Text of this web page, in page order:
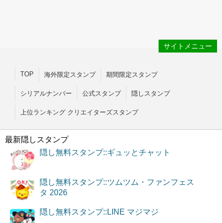
サイトメニュー
TOP 海外限定スタンプ 期間限定スタンプ
シリアルナンバー 公式スタンプ 隠しスタンプ
上位ランキング クリエイターズスタンプ
最新隠しスタンプ
隠し無料スタンプ::ギュッとチャット
隠し無料スタンプ::ツムツム・ファンフェス
タ 2026
隠し無料スタンプ::LINE マジマジ